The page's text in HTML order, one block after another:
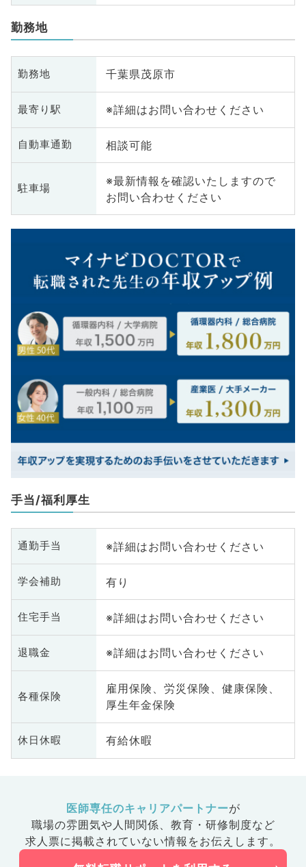
勤務地
勤務地 千葉県茂原市
最寄り駅 ※詳細はお問い合わせください
自動車通勤 相談可能
駐車場
※最新情報を確認いたしますので
お問い合わせください
手当/福利厚生
通勤手当 ※詳細はお問い合わせください
学会補助 有り
住宅手当 ※詳細はお問い合わせください
退職金 ※詳細はお問い合わせください
各種保険
雇用保険、労災保険、健康保険、
厚生年金保険
休日休暇 有給休暇
医師専任のキャリアパートナーが
職場の雰囲気や人間関係、 教育・研修制度など
求人票に掲載されていない情報をお伝えします。